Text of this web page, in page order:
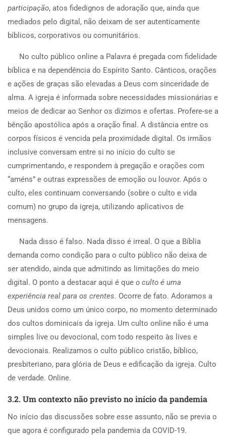
participação, atos fidedignos de adoração que, ainda que
mediados pelo digital, não deixam de ser autenticamente
bíblicos, corporativos ou comunitários.
No culto público online a Palavra é pregada com fidelidade
bíblica e na dependência do Espírito Santo. Cânticos, orações
e ações de graças são elevadas a Deus com sinceridade de
alma. A igreja é informada sobre necessidades missionárias e
meios de dedicar ao Senhor os dízimos e ofertas. Profere-se a
bênção apostólica após a oração final. A distância entre os
corpos físicos é vencida pela proximidade digital. Os irmãos
inclusive conversam entre si no início do culto se
cumprimentando, e respondem à pregação e orações com
“améns” e outras expressões de emoção ou louvor. Após o
culto, eles continuam conversando (sobre o culto e vida
comum) no grupo da igreja, utilizando aplicativos de
mensagens.
Nada disso é falso. Nada disso é irreal. O que a Bíblia
demanda como condição para o culto público não deixa de
ser atendido, ainda que admitindo as limitações do meio
digital. O ponto a destacar aqui é que o culto é uma
experiência real para os crentes. Ocorre de fato. Adoramos a
Deus unidos como um único corpo, no momento determinado
dos cultos dominicais da igreja. Um culto online não é uma
simples live ou devocional, com todo respeito às lives e
devocionais. Realizamos o culto público cristão, bíblico,
presbiteriano, para glória de Deus e edificação da igreja. Culto
de verdade. Online.
3.2. Um contexto não previsto no início da pandemia
No início das discussões sobre esse assunto, não se previa o
que agora é configurado pela pandemia da COVID-19.